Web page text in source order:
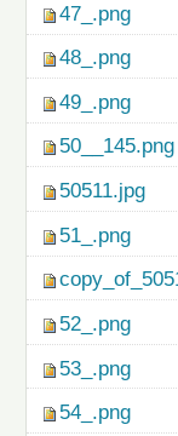
47_.png
48_.png
49_.png
50__145.png
50511.jpg
51_.png
52_.png
53_.png
54_.png